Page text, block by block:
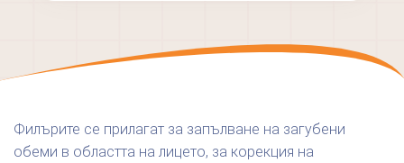
Филърите се прилагат за запълване на загубени
обеми в областта на лицето, за корекция на